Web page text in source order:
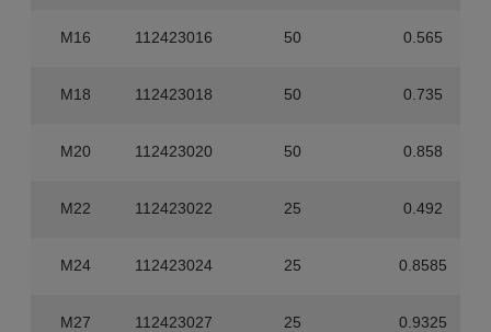
M16 112423016 50 0.565
M18 112423018 50 0.735
M20 112423020 50 0.858
M22 112423022 25 0.492
M24 112423024 25 0.8585
M27 112423027 25 0.9325